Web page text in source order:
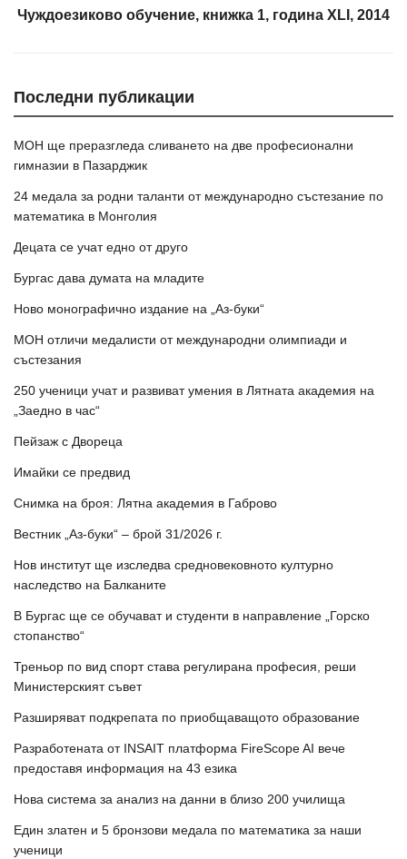
Чуждоезиково обучение, книжка 1, година XLI, 2014
Последни публикации
МОН ще преразгледа сливането на две професионални
гимназии в Пазарджик
24 медала за родни таланти от международно състезание по
математика в Монголия
Децата се учат едно от друго
Бургас дава думата на младите
Ново монографично издание на „Аз-буки“
МОН отличи медалисти от международни олимпиади и
състезания
250 ученици учат и развиват умения в Лятната академия на
„Заедно в час“
Пейзаж с Двореца
Имайки се предвид
Снимка на броя: Лятна академия в Габрово
Вестник „Аз-буки“ – брой 31/2026 г.
Нов институт ще изследва средновековното културно
наследство на Балканите
В Бургас ще се обучават и студенти в направление „Горско
стопанство“
Треньор по вид спорт става регулирана професия, реши
Министерският съвет
Разширяват подкрепата по приобщаващото образование
Разработената от INSAIT платформа FireScope AI вече
предоставя информация на 43 езика
Нова система за анализ на данни в близо 200 училища
Един златен и 5 бронзови медала по математика за наши
ученици